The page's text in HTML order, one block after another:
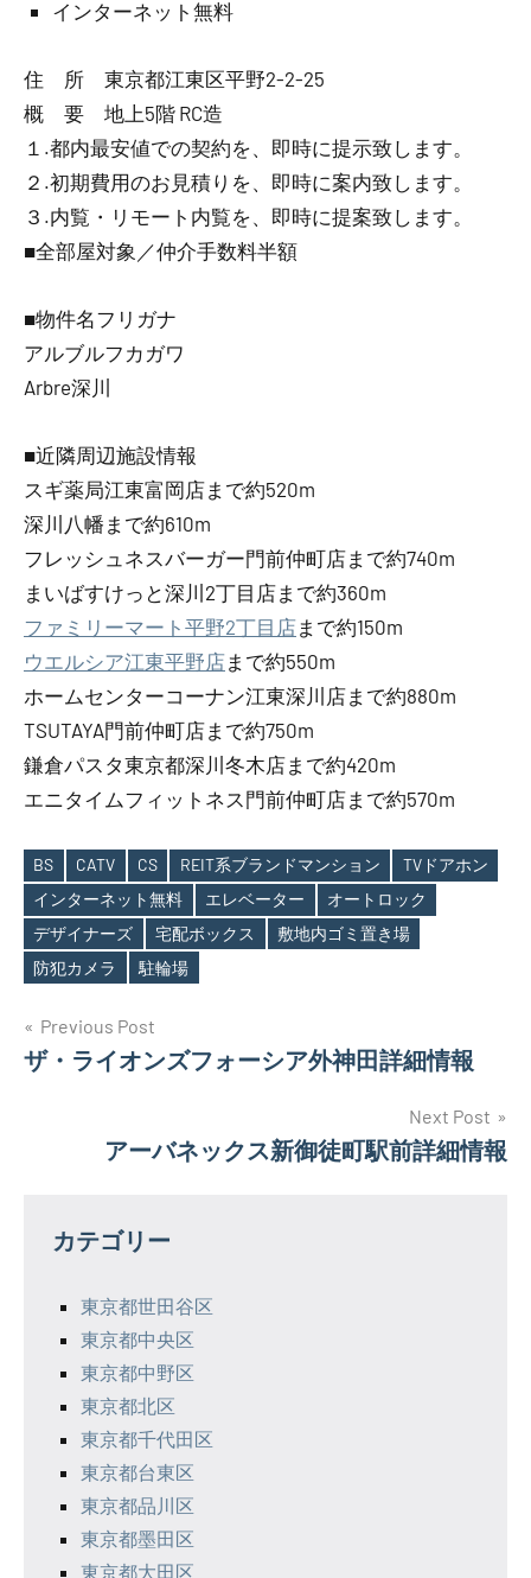
インターネット無料
住 所 東京都江東区平野2-2-25
概 要 地上5階 RC造
１.都内最安値での契約を、即時に提示致します。
２.初期費用のお見積りを、即時に案内致します。
３.内覧・リモート内覧を、即時に提案致します。
■全部屋対象／仲介手数料半額
■物件名フリガナ
アルブルフカガワ
Arbre深川
■近隣周辺施設情報
スギ薬局江東富岡店まで約520m
深川八幡まで約610m
フレッシュネスバーガー門前仲町店まで約740m
まいばすけっと深川2丁目店まで約360m
ファミリーマート平野2丁目店まで約150m
ウエルシア江東平野店まで約550m
ホームセンターコーナン江東深川店まで約880m
TSUTAYA門前仲町店まで約750m
鎌倉パスタ東京都深川冬木店まで約420m
エニタイムフィットネス門前仲町店まで約570m
Tags
BS CATV CS REIT系ブランドマンション
TVドアホン
インターネット無料
エレベーター
オートロック
デザイナーズ
宅配ボックス
敷地内ゴミ置き場
防犯カメラ
駐輪場
投
稿
ー
Previous Post
ザ・ライオンズフォーシア外神田詳細情報
Next Post
アーバネックス新御徒町駅前詳細情報
カテゴリー
東京都世田谷区
東京都中央区
東京都中野区
東京都北区
東京都千代田区
東京都台東区
東京都品川区
東京都墨田区
東京都大田区